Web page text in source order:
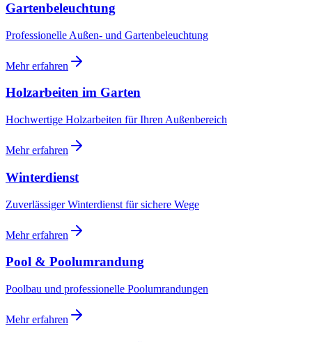
Gartenbeleuchtung
Professionelle Außen- und Gartenbeleuchtung
Mehr erfahren
Holzarbeiten im Garten
Hochwertige Holzarbeiten für Ihren Außenbereich
Mehr erfahren
Winterdienst
Zuverlässiger Winterdienst für sichere Wege
Mehr erfahren
Pool & Poolumrandung
Poolbau und professionelle Poolumrandungen
Mehr erfahren